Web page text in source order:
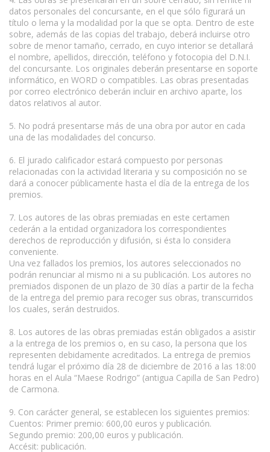
datos personales del concursante, en el que sólo figurará un
título o lema y la modalidad por la que se opta. Dentro de este
sobre, además de las copias del trabajo, deberá incluirse otro
sobre de menor tamaño, cerrado, en cuyo interior se detallará
el nombre, apellidos, dirección, teléfono y fotocopia del D.N.I.
del concursante. Los originales deberán presentarse en soporte
informático, en WORD o compatibles. Las obras presentadas
por correo electrónico deberán incluir en archivo aparte, los
datos relativos al autor.
5. No podrá presentarse más de una obra por autor en cada
una de las modalidades del concurso.
6. El jurado calificador estará compuesto por personas
relacionadas con la actividad literaria y su composición no se
dará a conocer públicamente hasta el día de la entrega de los
premios.
7. Los autores de las obras premiadas en este certamen
cederán a la entidad organizadora los correspondientes
derechos de reproducción y difusión, si ésta lo considera
conveniente.
Una vez fallados los premios, los autores seleccionados no
podrán renunciar al mismo ni a su publicación. Los autores no
premiados disponen de un plazo de 30 días a partir de la fecha
de la entrega del premio para recoger sus obras, transcurridos
los cuales, serán destruidos.
8. Los autores de las obras premiadas están obligados a asistir
a la entrega de los premios o, en su caso, la persona que los
representen debidamente acreditados. La entrega de premios
tendrá lugar el próximo día 28 de diciembre de 2016 a las 18:00
horas en el Aula “Maese Rodrigo” (antigua Capilla de San Pedro)
de Carmona.
9. Con carácter general, se establecen los siguientes premios:
Cuentos: Primer premio: 600,00 euros y publicación.
Segundo premio: 200,00 euros y publicación.
Accésit: publicación.